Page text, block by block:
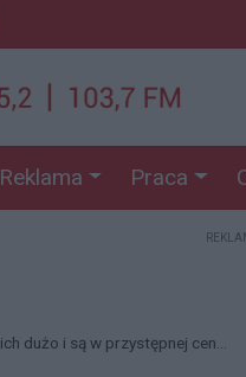
Reklama Praca
dużo i są w przystępnej cen...